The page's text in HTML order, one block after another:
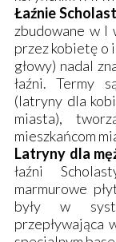
Łaźnie
zbudowane w I
przez kobietę o
głowy) nadal
łaźni. Termy
(latryny dla
miasta),
mieszkańcom
Latryny dla
łaźni
marmurowe
były w
przepływająca